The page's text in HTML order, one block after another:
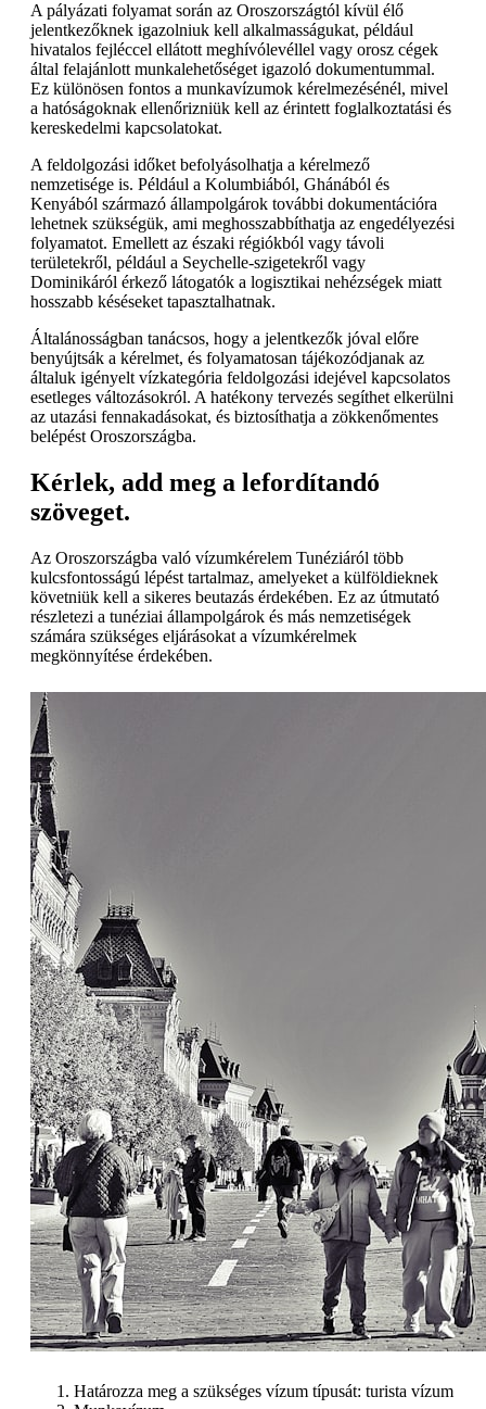
A pályázati folyamat során az Oroszországtól kívül élő
jelentkezőknek igazolniuk kell alkalmasságukat, például
hivatalos fejléccel ellátott meghívólevéllel vagy orosz cégek
által felajánlott munkalehetőséget igazoló dokumentummal.
Ez különösen fontos a munkavízumok kérelmezésénél, mivel
a hatóságoknak ellenőrizniük kell az érintett foglalkoztatási és
kereskedelmi kapcsolatokat.
A feldolgozási időket befolyásolhatja a kérelmező
nemzetisége is. Például a Kolumbiából, Ghánából és
Kenyából származó állampolgárok további dokumentációra
lehetnek szükségük, ami meghosszabbíthatja az engedélyezési
folyamatot. Emellett az északi régiókból vagy távoli
területekről, például a Seychelle-szigetekről vagy
Dominikáról érkező látogatók a logisztikai nehézségek miatt
hosszabb késéseket tapasztalhatnak.
Általánosságban tanácsos, hogy a jelentkezők jóval előre
benyújtsák a kérelmet, és folyamatosan tájékozódjanak az
általuk igényelt vízkategória feldolgozási idejével kapcsolatos
esetleges változásokról. A hatékony tervezés segíthet elkerülni
az utazási fennakadásokat, és biztosíthatja a zökkenőmentes
belépést Oroszországba.
Kérlek, add meg a lefordítandó
szöveget.
Az Oroszországba való vízumkérelem Tunéziáról több
kulcsfontosságú lépést tartalmaz, amelyeket a külföldieknek
követniük kell a sikeres beutazás érdekében. Ez az útmutató
részletezi a tunéziai állampolgárok és más nemzetiségek
számára szükséges eljárásokat a vízumkérelmek
megkönnyítése érdekében.
Határozza meg a szükséges vízum típusát: turista vízum